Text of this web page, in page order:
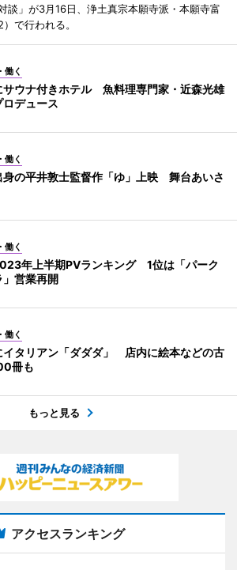
談」が3月16日、浄土真宗本願寺派・本願寺富
で行われる。
働く
サウナ付きホテル 魚料理専門家・近森光雄
ロデュース
働く
身の平井敦士監督作「ゆ」上映 舞台あいさ
働く
年上半期PVランキング 1位は「パーク
」営業再開
働く
イタリアン「ダダダ」 店内に絵本などの古
冊も
もっと見る
アクセスランキング